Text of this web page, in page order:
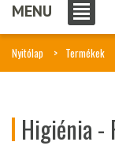
MENU
Nyitólap Termékek
Higiénia -